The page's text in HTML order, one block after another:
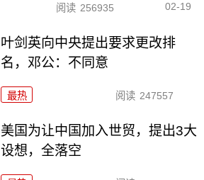
阅读 256935 02-19
叶剑英向中央提出要求更改排
名，邓公：不同意
最热 阅读 247557
美国为让中国加入世贸，提出3大
设想，全落空